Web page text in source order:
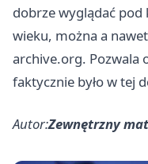
dobrze wyglądać
wieku, można a
archive.org. Pozwala
faktycznie było w tej
Autor:Zewnętrzny